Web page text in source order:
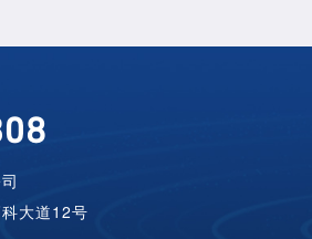
大道12号